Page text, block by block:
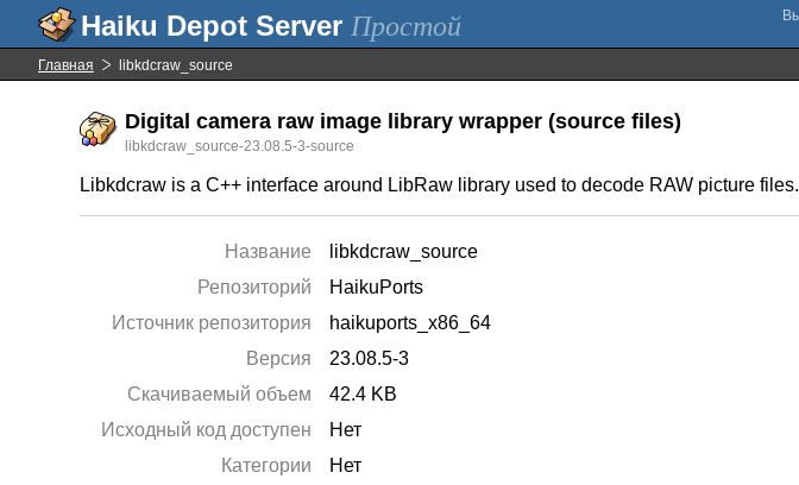
Простой
Главная libkdcraw_source
Digital camera raw image library wrapper (source files)
libkdcraw_source-23.08.5-3-source
Libkdcraw is a C++ interface around LibRaw library used to decode RAW picture files.
Название
libkdcraw_source
Репозиторий
HaikuPorts
Источник репозитория
haikuports_x86_64
Версия
23.08.5-3
Скачиваемый объем
42.4 KB
Исходный код доступен
Нет
Категории
Нет